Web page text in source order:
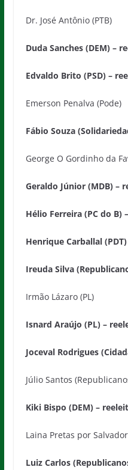
Dr. José Antônio (PTB)
Duda Sanches (DEM) –
Edvaldo Brito (PSD) –
Emerson Penalva (Pode)
Fábio Souza
George O Gordinho da
Geraldo Júnior (MDB) –
Hélio Ferreira (PC do B)
Henrique Carballal
Ireuda Silva
Irmão Lázaro (PL)
Isnard Araújo (PL) –
Joceval Rodrigues
Júlio Santos
Kiki Bispo (DEM) –
Laina Pretas por Salvador
Luiz Carlos